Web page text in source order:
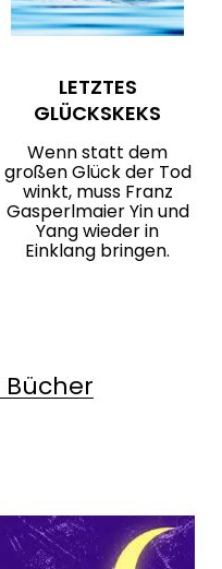
LETZTES
GLÜCKSKEKS
Wenn statt dem
großen Glück der Tod
winkt, muss Franz
Gasperlmaier Yin und
Yang wieder in
Einklang bringen.